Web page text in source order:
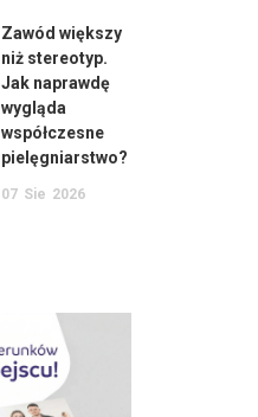
Zawód większy
niż stereotyp.
Jak naprawdę
wygląda
współczesne
pielęgniarstwo?
07 Sie 2026